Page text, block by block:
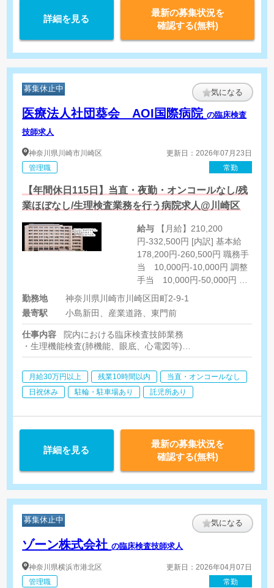
詳細を見る
最新の募集状況を
確認する(無料)
募集休止中 気になる
医療法人社団葵会 AOI国際病院の臨床検査
技師求人
神奈川県川崎市川崎区
管理職
更新日：2026年07月23日
常勤
【年間休日115日】当直・夜勤・オンコールなし/残
業ほぼなし/生理検査業務を行う病院求人@川崎区
給与
円-332,500円 [内訳] 基本給
178,200円-260,500円 職務手
当 10,000円-10,000円 調整
手当 10,000円-50,000円 支
援特別手当 12,000
円-12,000円 [その他手当] 皆
勤手当 10,000円
勤務地
神奈川県川崎市川崎区田町2-9-1
最寄駅
小島新田、産業道路、東門前
仕事内容
院内における臨床検査技師業務
・生理機能検査(肺機能、眼底、心電図等)
・健診業務、PSG
月給30万円以上 残業10時間以内
当直・オンコールなし
日祝休み
駐輪・駐車場あり 託児所あり
詳細を見る
最新の募集状況を
確認する(無料)
募集休止中 気になる
ゾーン株式会社の臨床検査技師求人
神奈川県横浜市港北区
管理職
更新日：2026年04月07日
常勤